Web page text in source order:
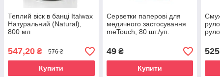
Теплий віск в банці Italwax
Натуральний (Natural),
800 мл
547,20 ₴ 576 ₴
Купити
Серветки паперові для
медичного застосування
meTouch, 80 шт./уп.
49₴
Купити
525